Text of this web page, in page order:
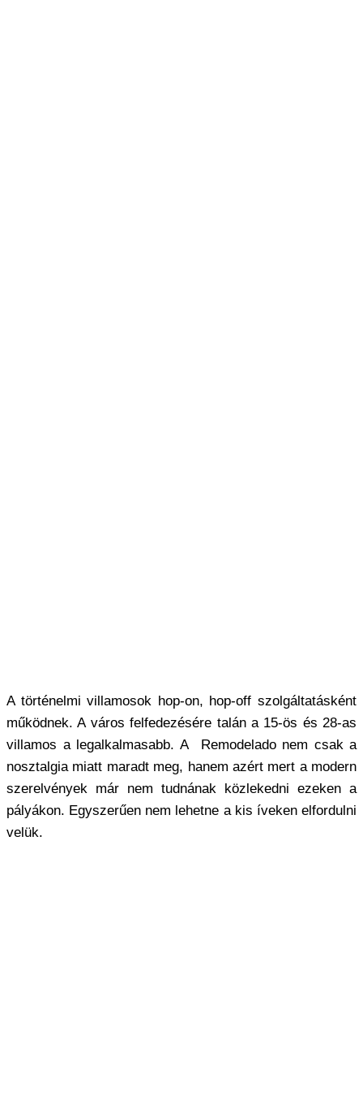
A történelmi villamosok hop-on, hop-off szolgáltatásként
működnek. A város felfedezésére talán a 15-ös és 28-as
villamos a legalkalmasabb. A Remodelado nem csak a
nosztalgia miatt maradt meg, hanem azért mert a modern
szerelvények már nem tudnának közlekedni ezeken a
pályákon. Egyszerűen nem lehetne a kis íveken elfordulni
velük.